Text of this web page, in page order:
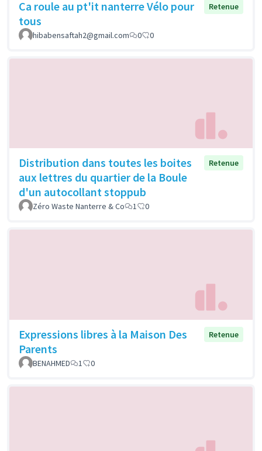
Ca roule au pt'it nanterre Vélo pour
tous
Retenue
hibabensaftah2@gmail.com 0 0
Distribution dans toutes les boites
aux lettres du quartier de la Boule
d'un autocollant stoppub
Retenue
Zéro Waste Nanterre & Co 1 0
Expressions libres à la Maison Des
Parents
Retenue
BENAHMED 1 0